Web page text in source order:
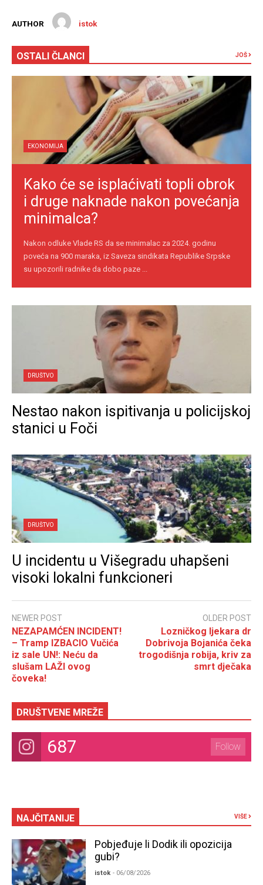
AUTHOR istok
OSTALI ČLANCI JOŠ
EKONOMIJA
Kako će se isplaćivati topli obrok
i druge naknade nakon povećanja
minimalca?
Nakon odluke Vlade RS da se minimalac za 2024. godinu
poveća na 900 maraka, iz Saveza sindikata Republike Srpske
su upozorili radnike da dobo paze ...
DRUŠTVO
Nestao nakon ispitivanja u policijskoj
stanici u Foči
DRUŠTVO
U incidentu u Višegradu uhapšeni
visoki lokalni funkcioneri
NEWER POST
NEZAPAMĆEN INCIDENT!
– Tramp IZBACIO Vučića
iz sale UN!: Neću da
slušam LAŽI ovog
čoveka!
OLDER POST
Lozničkog ljekara dr
Dobrivoja Bojanića čeka
trogodišnja robija, kriv za
smrt dječaka
DRUŠTVENE MREŽE
687 Follow
NAJČITANIJE VIŠE
Pobjeđuje li Dodik ili opozicija
gubi?
istok - 06/08/2026